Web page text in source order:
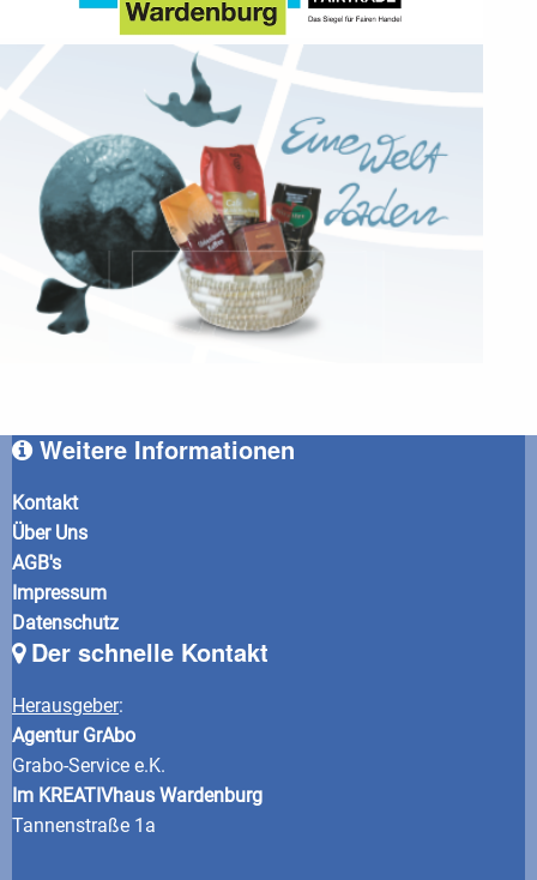
Weitere Informationen
Kontakt
Über Uns
AGB's
Impressum
Datenschutz
Der schnelle Kontakt
Herausgeber:
Agentur GrAbo
Grabo-Service e.K.
Im KREATIVhaus Wardenburg
Tannenstraße 1a